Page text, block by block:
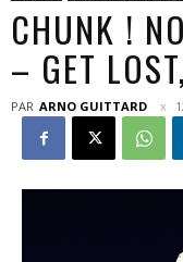
CHUNK !
– GET
PAR ARNO GUITTARD